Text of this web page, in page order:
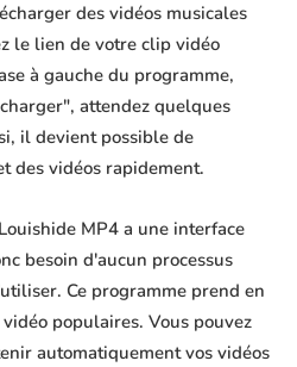
des vidéos musicales
le lien de votre clip vidéo
à gauche du programme,
attendez quelques
il devient possible de
des vidéos rapidement.
MP4 a une interface
besoin d'aucun processus
Ce programme prend en
populaires. Vous pouvez
automatiquement vos vidéos